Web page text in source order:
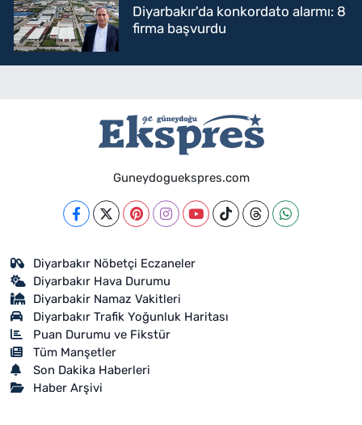
Diyarbakır'da konkordato alarmı: 8
firma başvurdu
Guneydoguekspres.com
Diyarbakır Nöbetçi Eczaneler
Diyarbakır Hava Durumu
Diyarbakir Namaz Vakitleri
Diyarbakır Trafik Yoğunluk Haritası
Puan Durumu ve Fikstür
Tüm Manşetler
Son Dakika Haberleri
Haber Arşivi